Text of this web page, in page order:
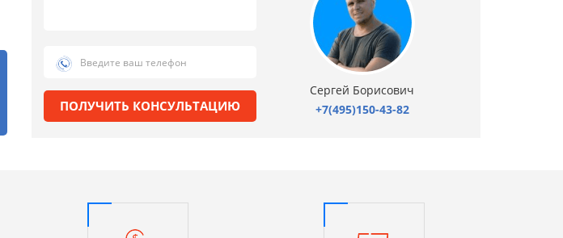
ПОЛУЧИТЬ КОНСУЛЬТАЦИЮ
Сергей Борисович
+7(495)150-43-82